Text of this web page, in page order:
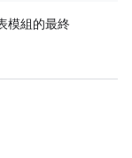
模組的最終